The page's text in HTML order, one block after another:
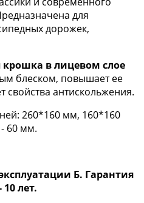
для
дорожек,
крошка в лицевом слое
блеском, повышает ее
свойства антискольжения.
260*160 мм, 160*160
60 мм.
Б. Гарантия
лет.